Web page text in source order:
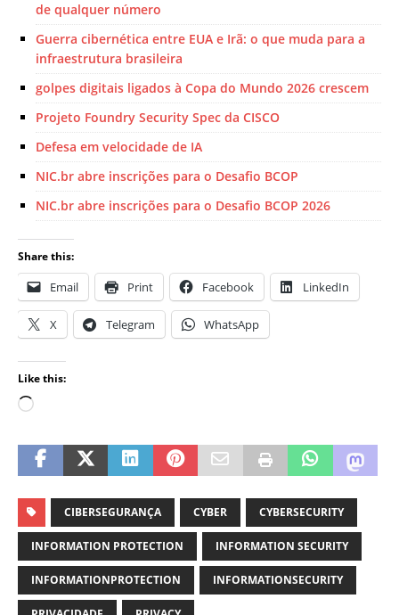
de qualquer número
Guerra cibernética entre EUA e Irã: o que muda para a
infraestrutura brasileira
golpes digitais ligados à Copa do Mundo 2026 crescem
Projeto Foundry Security Spec da CISCO
Defesa em velocidade de IA
NIC.br abre inscrições para o Desafio BCOP
NIC.br abre inscrições para o Desafio BCOP 2026
Share this:
Email Print Facebook LinkedIn
X Telegram WhatsApp
Like this:
CIBERSEGURANÇA CYBER CYBERSECURITY
INFORMATION PROTECTION INFORMATION SECURITY
INFORMATIONPROTECTION INFORMATIONSECURITY